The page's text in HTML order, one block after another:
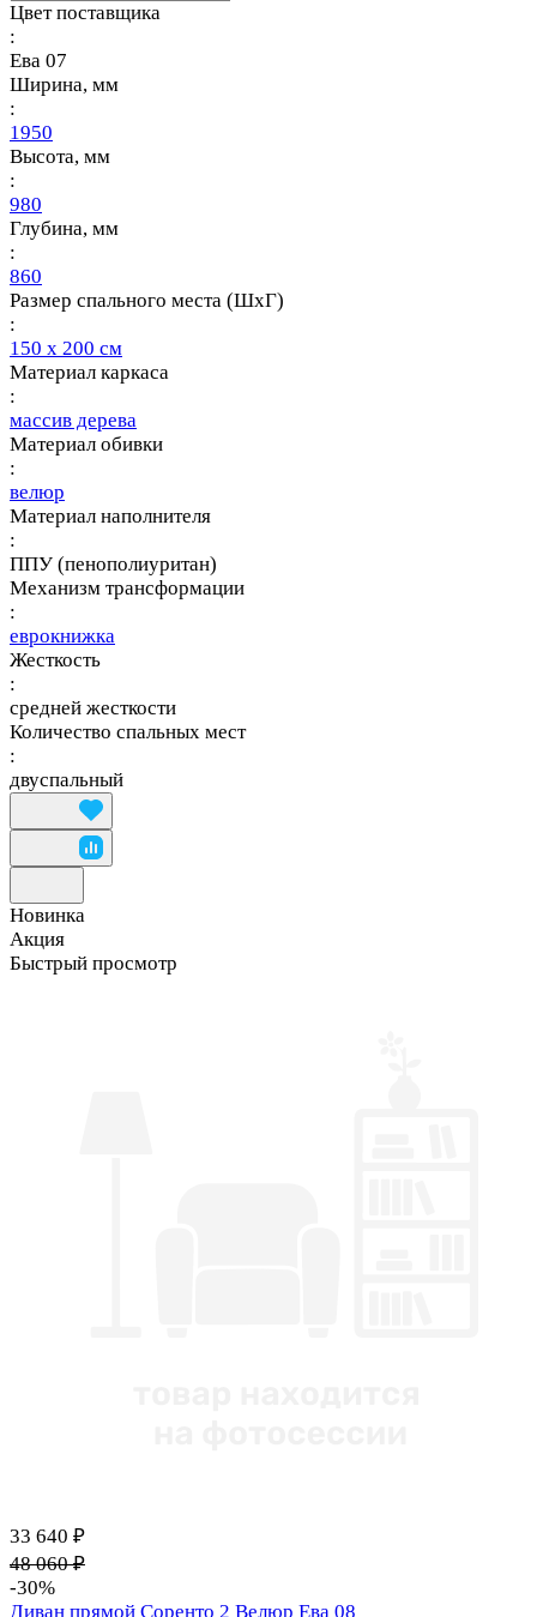
Цвет поставщика
:
Ева 07
Ширина, мм
:
1950
Высота, мм
:
980
Глубина, мм
:
860
Размер спального места (ШхГ)
:
150 х 200 см
Материал каркаса
:
массив дерева
Материал обивки
:
велюр
Материал наполнителя
:
ППУ (пенополиуритан)
Механизм трансформации
:
еврокнижка
Жесткость
:
средней жесткости
Количество спальных мест
:
двуспальный
Новинка
Акция
Быстрый просмотр
33 640 ₽
48 060 ₽
-30%
Диван прямой Соренто 2 Велюр Ева 08